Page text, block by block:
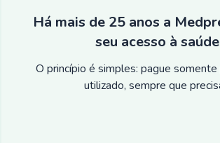
Há mais de 25 anos a
seu acesso à saúde
O princípio é simples: pague
utilizado, sempre que